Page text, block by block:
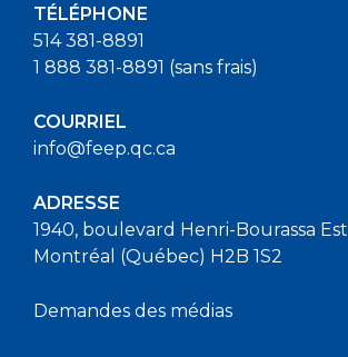
TÉLÉPHONE
514 381-8891
1 888 381-8891 (sans frais)
COURRIEL
info@feep.qc.ca
ADRESSE
1940, boulevard Henri-Bourassa Est
Montréal (Québec) H2B 1S2
Demandes des médias